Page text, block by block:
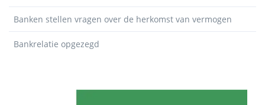
Banken stellen vragen over de herkomst van vermogen
Bankrelatie opgezegd